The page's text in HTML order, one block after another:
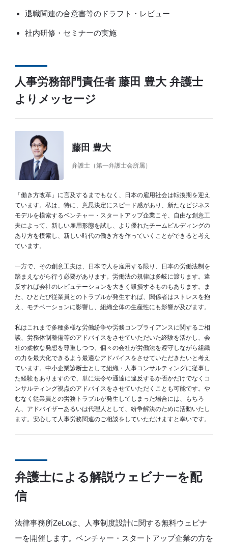
退職関連の合意書等のドラフト・レビュー
社内研修・セミナーの実施
人事労務部門責任者 藤田 豊大 弁護士
よりメッセージ
藤田 豊大
弁護士（第一弁護士会所属）
「働き方改革」に言及するまでもなく、日本の雇用社会は転換期を迎え
ています。私は、特に、意思決定にスピード感があり、新たなビジネス
モデルを模索するベンチャー・スタートアップ企業こそ、自由な創意工
夫によって、新しい雇用形態を試し、より優れたチームビルディングの
あり方を模索し、新しい時代の働き方を作っていくことができると考え
ています。
一方で、その創意工夫は、日本で人を雇用する限り、日本の労働法制を
踏まえながら行う必要があります。労働法の規律は多岐に渡ります。違
反すれば会社のレピュテーションを大きく毀損するものもあります。ま
た、ひとたび従業員とのトラブルが発生すれば、関係者はストレスを抱
え、モチベーションに影響し、組織全体の生産性にも影響が及びます。
私はこれまで多種多様な労働紛争や労務コンプライアンスに関するご相
談、労務体制整備等のアドバイスをさせていただいた経験を活かし、会
社の柔軟な発想を尊重しつつ、個々の会社が労働法を遵守しながら組織
の力を最大化できるよう最適なアドバイスをさせていただきたいと考え
ています。中小企業診断士として組織・人事コンサルティングに従事し
た経験もありますので、単に法令や通達に違反するか否かだけでなくコ
ンサルティング視点のアドバイスをさせていただくことも可能です。や
むなく従業員との労務トラブルが発生してしまった場合には、もちろ
ん、アドバイザーあるいは代理人として、紛争解決のために活動いたし
ます。安心して人事労務関連のご相談をしていただけますと幸いです。
弁護士による解説ウェビナーを配
信
法律事務所ZeLoは、人事制度設計に関する無料ウェビナ
ーを開催します。ベンチャー・スタートアップ企業の方を